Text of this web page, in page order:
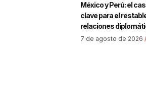
México y Perú: el
clave para el
relaciones
7 de agosto de 2026